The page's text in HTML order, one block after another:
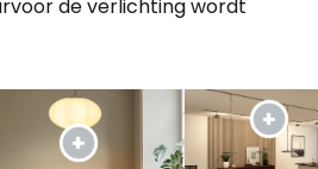
de verlichting wordt